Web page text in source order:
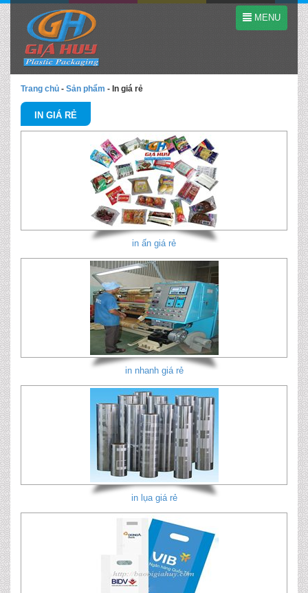
MENU
Trang chủ - Sản phẩm - In giá rẻ
IN GIÁ RẺ
in ấn giá rẻ
in nhanh giá rẻ
in lụa giá rẻ